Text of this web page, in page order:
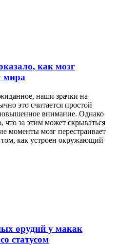
как мозг
мира
наши зрачки на
это считается простой
внимание. Однако
что за этим может скрываться
моменты мозг перестраивает
том, как устроен окружающий
орудий у макак
статусом